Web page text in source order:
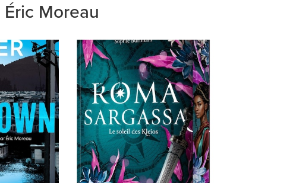
Éric Moreau